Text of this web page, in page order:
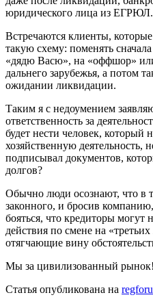
юридического лица из ЕГРЮЛ.
Встречаются клиенты,
такую схему: поменять
«дядю Васю», на «оффшор»
дальнего зарубежья, а потом
ожидании ликвидации.
Таким я с недоумением
ответственность за
будет нести человек, который
хозяйственную
подписывал документов,
долгов?
Обычно люди осознают, что в
законного, и бросив
бояться, что кредиторы могут
действия по смене на
отягчающие вину
Мы за цивилизованный рынок!
Статья опубликована на